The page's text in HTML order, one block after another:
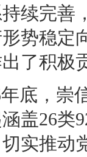
续完善
势稳定
了积极
底，崇
盖26类
实推动